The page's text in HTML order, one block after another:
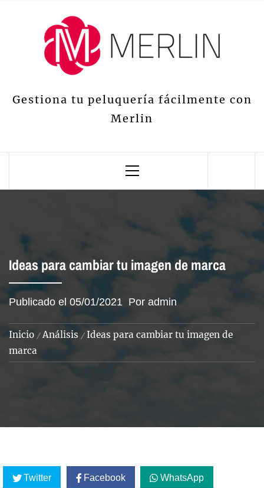
Gestiona tu peluquería fácilmente con
Merlin
Ideas para cambiar tu imagen de marca
Publicado el 05/01/2021 Por admin
Inicio Análisis
Ideas para cambiar tu imagen de
marca
Twitter Facebook WhatsApp